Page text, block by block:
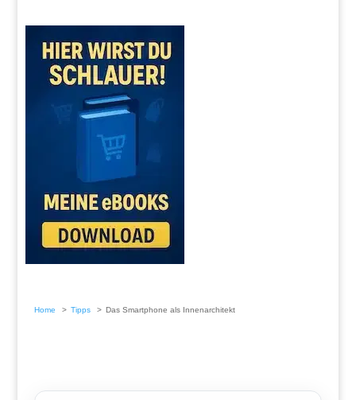
Home Tipps Das Smartphone als Innenarchitekt